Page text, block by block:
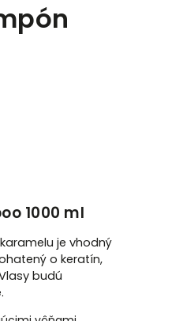
1000 ml
je vhodný
o keratín,
budú